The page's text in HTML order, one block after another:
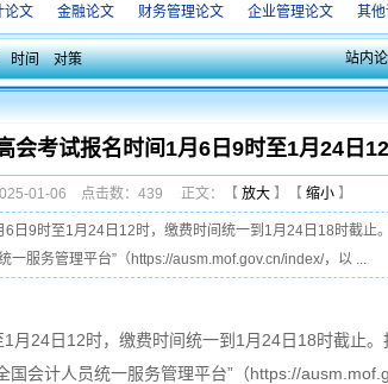
论文 金融论文 财务管理论文 企业管理论文 其
时间 对策 站内
会考试报名时间1月6日9时至1月24日
01-06 点击数：439 正文：【 放大 】【 缩小 】
9时至1月24日12时，缴费时间统一到1月24日18时截止
服务管理平台”（https://ausm.mof.gov.cn/index/，以 ...
月24日12时，缴费时间统一到1月24日18时截止
会计人员统一服务管理平台”（https://